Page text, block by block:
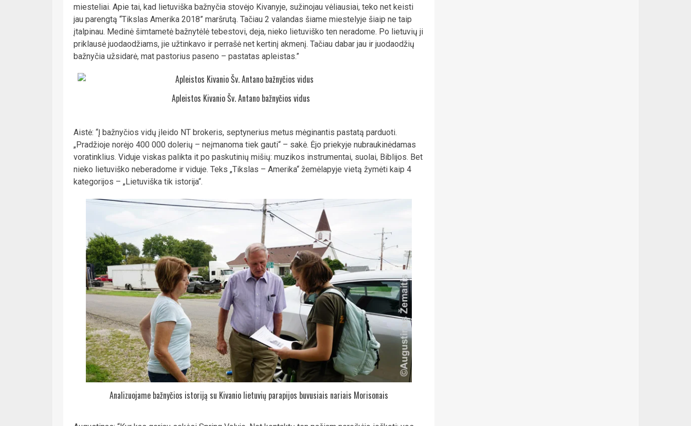
miesteliai. Apie tai, kad lietuviška bažnyčia stovėjo Kivanyje, sužinojau vėliausiai, teko net keisti
jau parengtą “Tikslas Amerika 2018” maršrutą. Tačiau 2 valandas šiame miestelyje šiaip ne taip
įtalpinau. Medinė šimtametė bažnytėlė tebestovi, deja, nieko lietuviško ten neradome. Po lietuvių ji
priklausė juodaodžiams, jie užtinkavo ir perrašė net kertinį akmenį. Tačiau dabar jau ir juodaodžių
bažnyčia užsidarė, mat pastorius paseno – pastatas apleistas.”
Apleistos Kivanio Šv. Antano bažnyčios vidus
Aistė: “Į bažnyčios vidų įleido NT brokeris, septynerius metus mėginantis pastatą parduoti.
„Pradžioje norėjo 400 000 dolerių – neįmanoma tiek gauti“ – sakė. Ėjo priekyje nubraukinėdamas
voratinklius. Viduje viskas palikta it po paskutinių mišių: muzikos instrumentai, suolai, Biblijos. Bet
nieko lietuviško neberadome ir viduje. Teks „Tikslas – Amerika“ žemėlapyje vietą žymėti kaip 4
kategorijos – „Lietuviška tik istorija“.
Analizuojame bažnyčios istoriją su Kivanio lietuvių parapijos buvusiais nariais Morisonais